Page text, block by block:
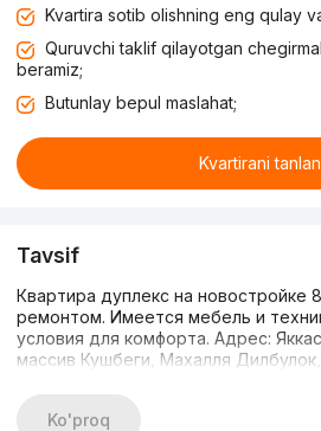
Kvartira sotib olishning eng qulay
Quruvchi taklif qilayotgan
beramiz;
Butunlay bepul maslahat;
Kvartirani
Tavsif
Квартира дуплекс на новостройке
ремонтом. Имеется мебель и
условия для комфорта. Адрес:
массив Кушбеги, Махалля
Ko'proq